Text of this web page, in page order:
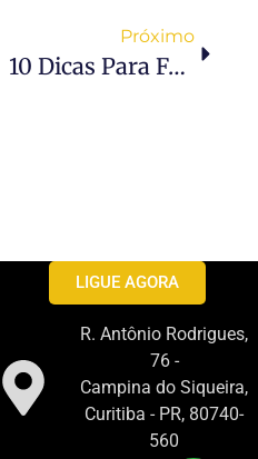
Próximo
10 Dicas Para Fazer Um Feedback De Sucesso
LIGUE AGORA
R. Antônio Rodrigues,
76 -
Campina do Siqueira,
Curitiba - PR, 80740-
560